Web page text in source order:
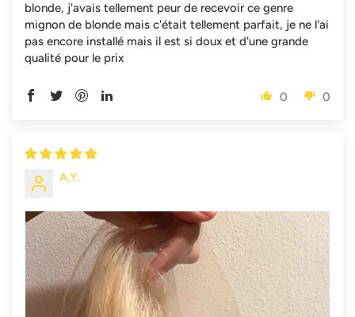
blonde, j'avais tellement peur de recevoir ce genre
mignon de blonde mais c'était tellement parfait, je ne l'ai
pas encore installé mais il est si doux et d'une grande
qualité pour le prix
0 0
A.Y.